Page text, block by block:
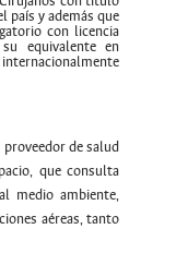
país y además que
con licencia
equivalente en
proveedor de salud
que consulta
medio ambiente,
aéreas, tanto